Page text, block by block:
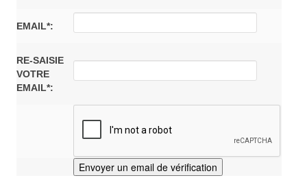
EMAIL*:
RE-SAISIE
VOTRE
EMAIL*: